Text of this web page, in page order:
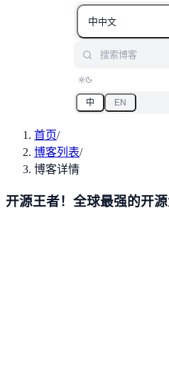
中中文
中 EN
首页/
博客列表/
博客详情
开源王者！全球最强的开